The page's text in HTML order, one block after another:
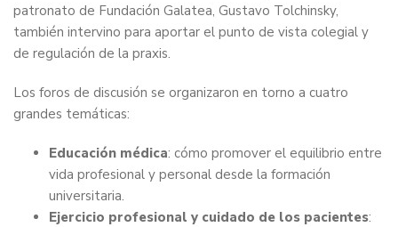
patronato de Fundación Galatea, Gustavo Tolchinsky,
también intervino para aportar el punto de vista colegial y
de regulación de la praxis.
Los foros de discusión se organizaron en torno a cuatro
grandes temáticas:
Educación médica: cómo promover el equilibrio entre
vida profesional y personal desde la formación
universitaria.
Ejercicio profesional y cuidado de los pacientes: